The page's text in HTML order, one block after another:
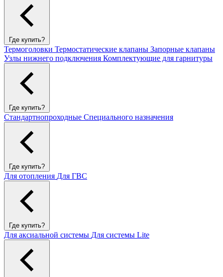
Где купить?
Термоголовки Термостатические клапаны Запорные клапаны
Узлы нижнего подключения Комплектующие для гарнитуры
Где купить?
Стандартнопроходные Специального назначения
Где купить?
Для отопления Для ГВС
Где купить?
Для аксиальной системы Для системы Lite